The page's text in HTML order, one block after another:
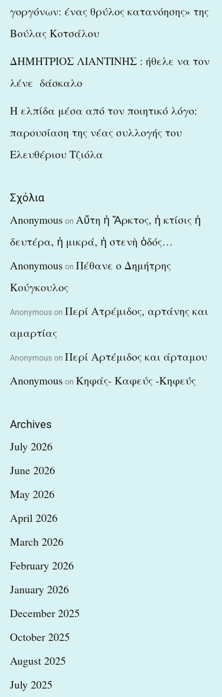
γοργόνων: ένας θρύλος κατανόησης» της
Βούλας Κοτσάλου
ΔΗΜΗΤΡΙΟΣ ΛΙΑΝΤΙΝΗΣ : ήθελε να τον
λένε δάσκαλο
Η ελπίδα μέσα από τον ποιητικό λόγο:
παρουσίαση της νέας συλλογής του
Ελευθέριου Τζιόλα
Σχόλια
Anonymous on Αὕτη ἡ Ἄρκτος, ἡ κτίσις ἡ
δευτέρα, ἡ μικρά, ἡ στενὴ ὁδός…
Anonymous on Πέθανε ο Δημήτρης
Κούγκουλος
Anonymous on Περί Ατρέμιδος, αρτάνης και
αμαρτίας
Anonymous on Περί Αρτέμιδος και άρταμου
Anonymous on Κηφάς- Καφεύς -Κηφεύς
Archives
July 2026
June 2026
May 2026
April 2026
March 2026
February 2026
January 2026
December 2025
October 2025
August 2025
July 2025